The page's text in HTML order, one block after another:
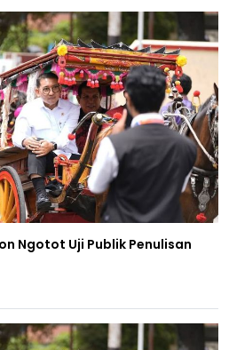
Ngotot Uji Publik Penulisan